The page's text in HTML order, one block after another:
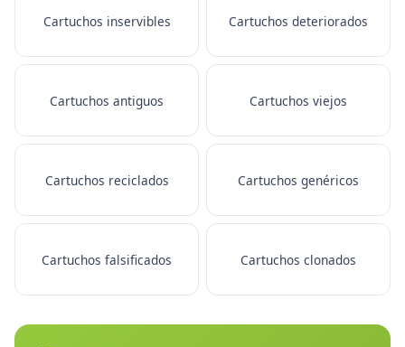
Cartuchos inservibles Cartuchos deteriorados
Cartuchos antiguos Cartuchos viejos
Cartuchos reciclados Cartuchos genéricos
Cartuchos falsificados Cartuchos clonados